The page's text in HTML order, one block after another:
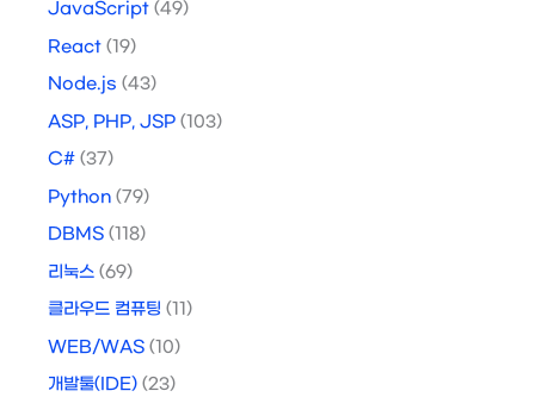
JavaScript (49)
React (19)
Node.js (43)
ASP, PHP, JSP (103)
C# (37)
Python (79)
DBMS (118)
리눅스 (69)
클라우드 컴퓨팅 (11)
WEB/WAS (10)
개발툴(IDE) (23)